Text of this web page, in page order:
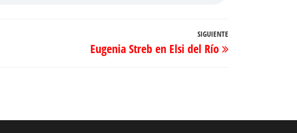
siguiente
SIGUIENTE
Eugenia Streb en Elsi del Río